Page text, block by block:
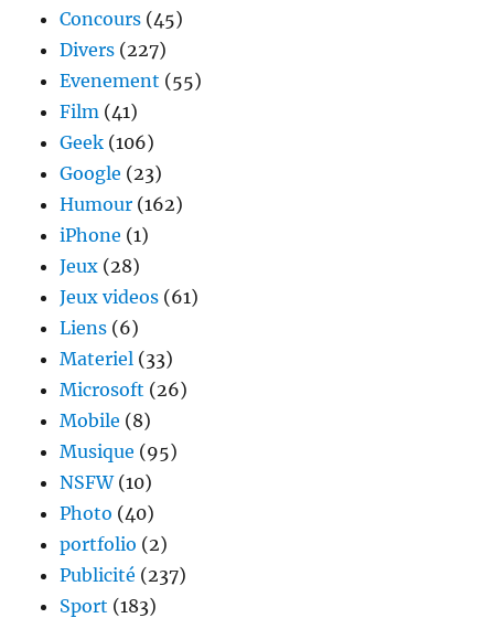
Concours (45)
Divers (227)
Evenement (55)
Film (41)
Geek (106)
Google (23)
Humour (162)
iPhone (1)
Jeux (28)
Jeux videos (61)
Liens (6)
Materiel (33)
Microsoft (26)
Mobile (8)
Musique (95)
NSFW(10)
Photo (40)
portfolio (2)
Publicité (237)
Sport (183)